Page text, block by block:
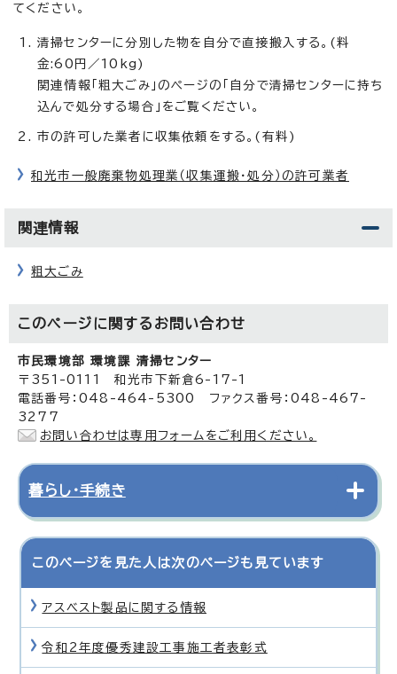
てください。
清掃センターに分別した物を自分で直接搬入する。(料
金:60円／10kg)
関連情報「粗大ごみ」のページの「自分で清掃センターに持ち
込んで処分する場合」をご覧ください。
市の許可した業者に収集依頼をする。(有料)
和光市一般廃棄物処理業（収集運搬・処分）の許可業者
関連情報
粗大ごみ
このページに関する お問い合わせ
市民環境部 環境課 清掃センター
〒351-0111 和光市下新倉6-17-1
電話番号：048-464-5300 ファクス番号：048-467-
3277
お問い合わせは専用フォームをご利用ください。
暮らし・手続き
このページを見た人は次のページも見ています
アスベスト製品に関する情報
令和2年度優秀建設工事施工者表彰式